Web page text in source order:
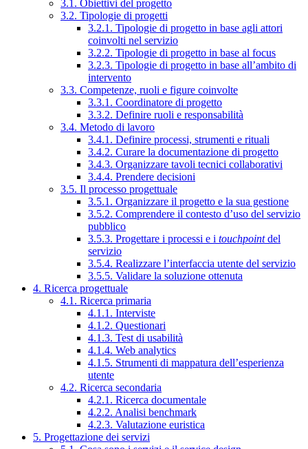
3.1. Obiettivi del progetto
3.2. Tipologie di progetti
3.2.1. Tipologie di progetto in base agli attori
coinvolti nel servizio
3.2.2. Tipologie di progetto in base al focus
3.2.3. Tipologie di progetto in base all’ambito di
intervento
3.3. Competenze, ruoli e figure coinvolte
3.3.1. Coordinatore di progetto
3.3.2. Definire ruoli e responsabilità
3.4. Metodo di lavoro
3.4.1. Definire processi, strumenti e rituali
3.4.2. Curare la documentazione di progetto
3.4.3. Organizzare tavoli tecnici collaborativi
3.4.4. Prendere decisioni
3.5. Il processo progettuale
3.5.1. Organizzare il progetto e la sua gestione
3.5.2. Comprendere il contesto d’uso del servizio
pubblico
3.5.3. Progettare i processi e i touchpointdel
servizio
3.5.4. Realizzare l’interfaccia utente del servizio
3.5.5. Validare la soluzione ottenuta
4. Ricerca progettuale
4.1. Ricerca primaria
4.1.1. Interviste
4.1.2. Questionari
4.1.3. Test di usabilità
4.1.4. Web analytics
4.1.5. Strumenti di mappatura dell’esperienza
utente
4.2. Ricerca secondaria
4.2.1. Ricerca documentale
4.2.2. Analisi benchmark
4.2.3. Valutazione euristica
5. Progettazione dei servizi